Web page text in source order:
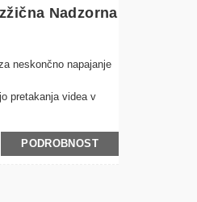
Nadzorna
neskončno napajanje
pretakanja videa v
PODROBNOST